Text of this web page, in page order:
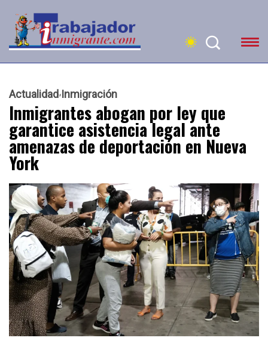
Actualidad Inmigración
Inmigrantes abogan por ley que
garantice asistencia legal ante
amenazas de deportación en Nueva
York